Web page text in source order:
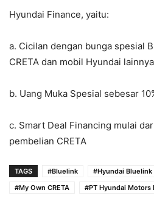
Hyundai Finance, yaitu:
a. Cicilan dengan bunga spesial
CRETA dan mobil Hyundai
b. Uang Muka Spesial sebesar
c. Smart Deal Financing mulai
pembelian CRETA
TAGS #Bluelink #Hyundai Bluelink
#My Own CRETA
#PT Hyundai Motors